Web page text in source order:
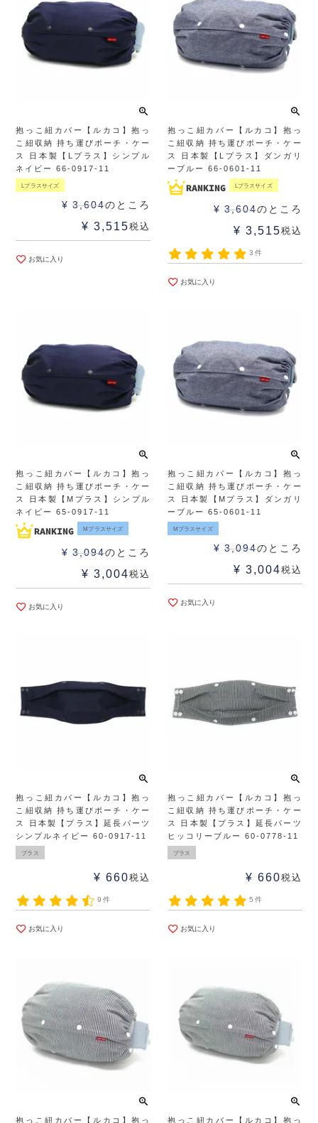
抱っこ紐カバー【ルカコ】抱っ
こ紐収納 持ち運びポーチ・ケー
ス 日本製【Lプラス】シンプル
ネイビー 66-0917-11
Lプラスサイズ
¥ 3,604のところ
¥ 3,515税込
お気に入り
抱っこ紐カバー【ルカコ】抱っ
こ紐収納 持ち運びポーチ・ケー
ス 日本製【Lプラス】ダンガリ
ーブルー 66-0601-11
Lプラスサイズ
¥ 3,604のところ
¥ 3,515税込
3件
お気に入り
抱っこ紐カバー【ルカコ】抱っ
こ紐収納 持ち運びポーチ・ケー
ス 日本製【Mプラス】シンプル
ネイビー 65-0917-11
Mプラスサイズ
¥ 3,094のところ
¥ 3,004税込
お気に入り
抱っこ紐カバー【ルカコ】抱っ
こ紐収納 持ち運びポーチ・ケー
ス 日本製【Mプラス】ダンガリ
ーブルー 65-0601-11
Mプラスサイズ
¥ 3,094のところ
¥ 3,004税込
お気に入り
抱っこ紐カバー【ルカコ】抱っ
こ紐収納 持ち運びポーチ・ケー
ス 日本製【プラス】延長パーツ
シンプルネイビー 60-0917-11
プラス
¥ 660税込
9件
お気に入り
抱っこ紐カバー【ルカコ】抱っ
こ紐収納 持ち運びポーチ・ケー
ス 日本製【プラス】延長パーツ
ヒッコリーブルー 60-0778-11
プラス
¥ 660税込
5件
お気に入り
抱っこ紐カバー【ルカコ】抱っ 抱っこ紐カバー【ルカコ】抱っ